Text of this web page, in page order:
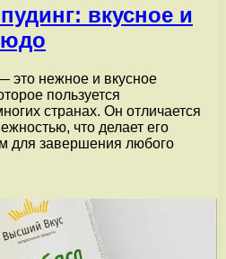
вкусное и
это нежное и вкусное
пользуется
странах. Он отличается
что делает его
для завершения любого